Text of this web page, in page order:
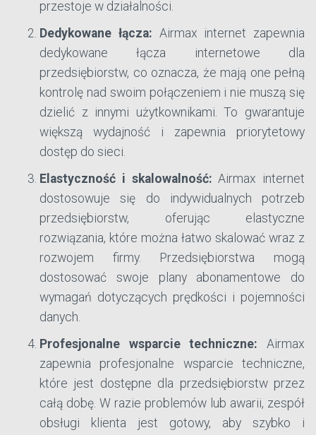
przestoje w działalności.
Dedykowane łącza: Airmax internet zapewnia
dedykowane łącza internetowe dla
przedsiębiorstw, co oznacza, że mają one pełną
kontrolę nad swoim połączeniem i nie muszą się
dzielić z innymi użytkownikami. To gwarantuje
większą wydajność i zapewnia priorytetowy
dostęp do sieci.
Elastyczność i skalowalność: Airmax internet
dostosowuje się do indywidualnych potrzeb
przedsiębiorstw, oferując elastyczne
rozwiązania, które można łatwo skalować wraz z
rozwojem firmy. Przedsiębiorstwa mogą
dostosować swoje plany abonamentowe do
wymagań dotyczących prędkości i pojemności
danych.
Profesjonalne wsparcie techniczne: Airmax
zapewnia profesjonalne wsparcie techniczne,
które jest dostępne dla przedsiębiorstw przez
całą dobę. W razie problemów lub awarii, zespół
obsługi klienta jest gotowy, aby szybko i